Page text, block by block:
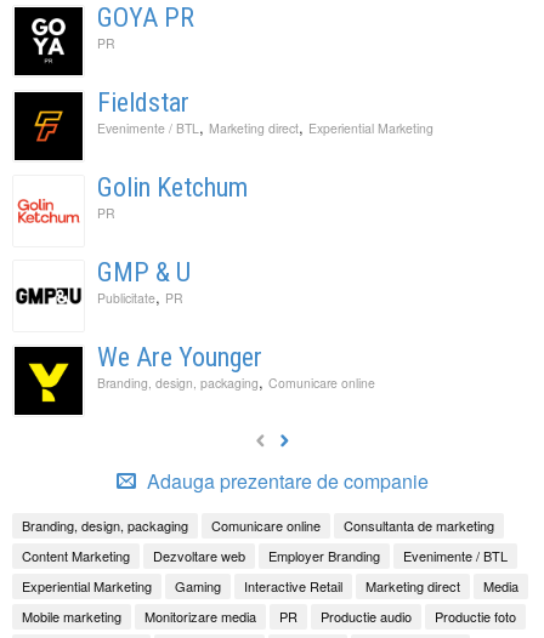
GOYA PR
PR
Fieldstar
Evenimente / BTL , Marketing direct, Experiential Marketing
Golin Ketchum
PR
GMP & U
Publicitate, PR
We Are Younger
Branding, design, packaging, Comunicare online
Adauga prezentare de companie
Branding, design, packaging Comunicare online
Consultanta de marketing
Content Marketing
Dezvoltare web Employer Branding
Evenimente / BTL
Experiential Marketing
Gaming Interactive Retail Marketing direct
Media
Mobile marketing
Monitorizare media PR Productie audio
Productie foto